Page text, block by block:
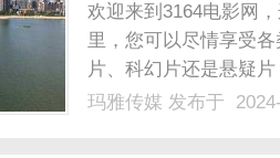
欢迎来到3164电影网
里，您可以尽情享受
片、科幻片还是悬疑
好者，您一定希望能
玛雅传媒 发布于